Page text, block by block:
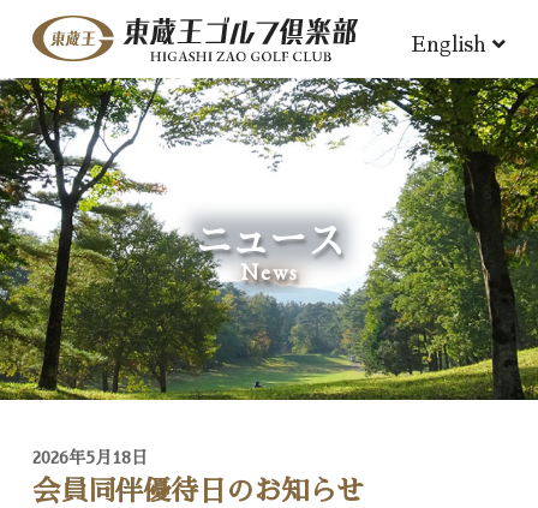
English
ニュース
News
2026年5月18日
会員同伴優待日のお知らせ